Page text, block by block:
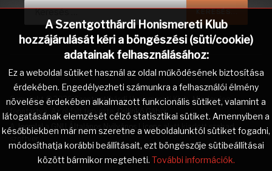
A Szentgotthárdi Honismereti Klub
hozzájárulását kéri a böngészési (süti/cookie)
adatainak felhasználásához:
Ez a weboldal sütiket használ az oldal működésének biztosítása
érdekében. Engedélyezheti számunkra a felhasználói élmény
növelése érdekében alkalmazott funkcionális sütiket, valamint a
látogatásának elemzését célzó statisztikai sütiket. Amennyiben a
későbbiekben már nem szeretne a weboldalunktól sütiket fogadni,
módosíthatja korábbi beállításait, ezt böngészője sütibeállításai
között bármikor megteheti. További információk.
Keresés...
Copyright © 2026 Szentgotthárdi Honismereti Klub. Minden jog
fenntartva. Az oldalt tervezte:Csilinkó Gábor.
A
Joomla! a GNU Általános Nyilvános Licenc
alatt kiadott szabad